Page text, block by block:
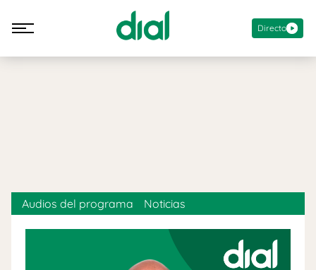
Directo
Audios del programa Noticias